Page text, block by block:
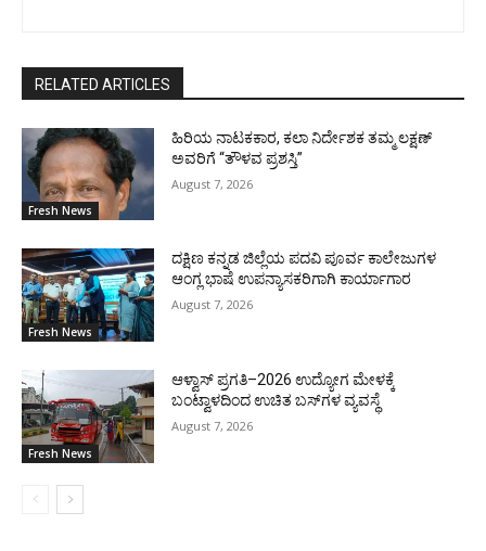
RELATED ARTICLES
Fresh News
ಹಿರಿಯ ನಾಟಕಕಾರ, ಕಲಾ ನಿರ್ದೇಶಕ ತಮ್ಮ ಲಕ್ಷಣ್
ಅವರಿಗೆ “ತೌಳವ ಪ್ರಶಸ್ತಿ”
August 7, 2026
Fresh News
ದಕ್ಷಿಣ ಕನ್ನಡ ಜಿಲ್ಲೆಯ ಪದವಿ ಪೂರ್ವ ಕಾಲೇಜುಗಳ
ಆಂಗ್ಲ ಭಾಷೆ ಉಪನ್ಯಾಸಕರಿಗಾಗಿ ಕಾರ್ಯಾಗಾರ
August 7, 2026
Fresh News
ಆಳ್ವಾಸ್ ಪ್ರಗತಿ–2026 ಉದ್ಯೋಗ ಮೇಳಕ್ಕೆ
ಬಂಟ್ವಾಳದಿಂದ ಉಚಿತ ಬಸ್‌ಗಳ ವ್ಯವಸ್ಥೆ
August 7, 2026